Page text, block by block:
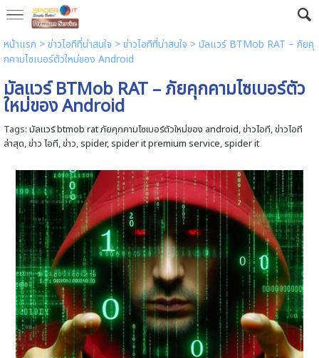
หน้าแรก > ข่าวไอทีที่น่าสนใจ >ข่าวไอทีที่น่าสนใจ >มัลแวร์ BTMob RAT – ภัยคุ
กคามไซเบอร์ตัวใหม่ของ Android
มัลแวร์ BTMob RAT – ภัยคุกคามไซเบอร์ตัว
ใหม่ของ Android
Tags: มัลแวร์ btmob rat ภัยคุกคามไซเบอร์ตัวใหม่ของ android,ข่าวไอที,ข่าวไอที
ล่าสุด,ข่าว ไอที,ข่าว,spider,spider it premium service,spider it